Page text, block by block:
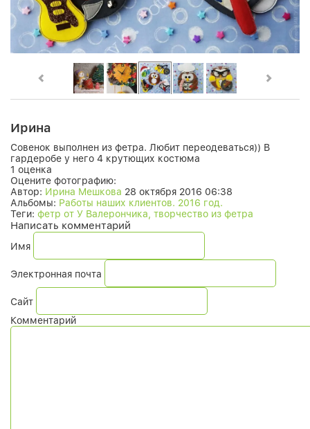
Ирина
Совенок выполнен из фетра. Любит переодеваться)) В
гардеробе у него 4 крутющих костюма
1 оценка
Оцените фотографию:
Автор: Ирина Мешкова 28 октября 2016 06:38
Альбомы: Работы наших клиентов. 2016 год.
Теги: фетр от У Валерончика, творчество из фетра
Написать комментарий
Имя
Электронная почта
Сайт
Комментарий